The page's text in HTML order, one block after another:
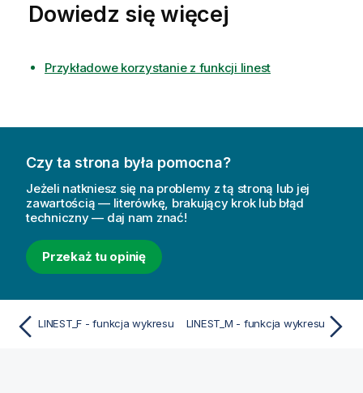
Dowiedz się więcej
Przykładowe korzystanie z funkcji linest
Czy ta strona była pomocna?
Jeżeli natkniesz się na problemy z tą stroną lub jej
zawartością — literówkę, brakujący krok lub błąd
techniczny — daj nam znać!
Przekaż tu opinię
LINEST_F - funkcja wykresu LINEST_M - funkcja wykresu